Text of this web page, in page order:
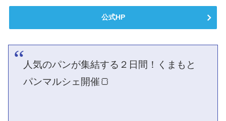
公式HP
人気のパンが集結する２日間！くまもと
パンマルシェ開催🍞